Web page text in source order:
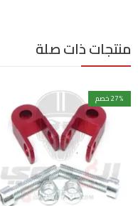
منتجات ذات صلة
27% خصم